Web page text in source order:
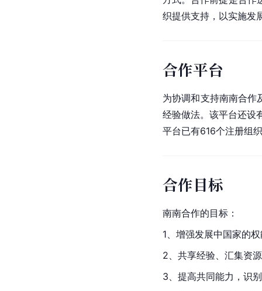
织提供支持，以实施发
合作平台
为协调和支持南南合作
经验做法。该平台还设
平台已有616个注册组
合作目标
南南合作的目标：
1、增强发展中国家的
2、共享经验、汇集资
3、提高共同能力，识